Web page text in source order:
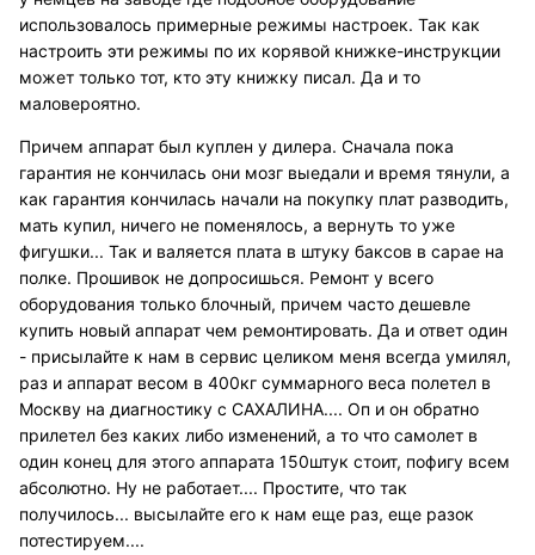
использовалось примерные режимы настроек. Так как
настроить эти режимы по их корявой книжке-инструкции
может только тот, кто эту книжку писал. Да и то
маловероятно.
Причем аппарат был куплен у дилера. Сначала пока
гарантия не кончилась они мозг выедали и время тянули, а
как гарантия кончилась начали на покупку плат разводить,
мать купил, ничего не поменялось, а вернуть то уже
фигушки... Так и валяется плата в штуку баксов в сарае на
полке. Прошивок не допросишься. Ремонт у всего
оборудования только блочный, причем часто дешевле
купить новый аппарат чем ремонтировать. Да и ответ один
- присылайте к нам в сервис целиком меня всегда умилял,
раз и аппарат весом в 400кг суммарного веса полетел в
Москву на диагностику с САХАЛИНА.... Оп и он обратно
прилетел без каких либо изменений, а то что самолет в
один конец для этого аппарата 150штук стоит, пофигу всем
абсолютно. Ну не работает.... Простите, что так
получилось... высылайте его к нам еще раз, еще разок
потестируем....